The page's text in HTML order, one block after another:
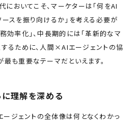
においてこそ、マーケターは「何をAI
スを振り向けるか」を考える必要が
効率化」、中長期的には「革新的なマ
するために、人間×AIエージェントの協
も重要なテーマだといえます。
に理解を深める
ージェントの全体像は何となくわかっ